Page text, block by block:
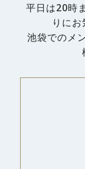
平日は20時
りにお
池袋でのメ